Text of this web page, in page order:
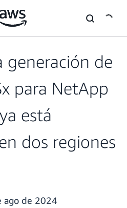
generación de
para NetApp
está
dos regiones
ago de 2024